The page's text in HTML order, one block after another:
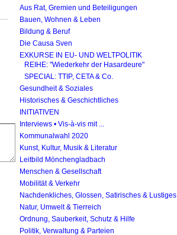
Aus Rat, Gremien und Beteiligungen
Bauen, Wohnen & Leben
Bildung & Beruf
Die Causa Sven
EXKURSE IN EU- UND WELTPOLITIK
REIHE: "Wiederkehr der Hasardeure"
SPECIAL: TTIP, CETA & Co.
Gesundheit & Soziales
Historisches & Geschichtliches
INITIATIVEN
Interviews • Vis-à-vis mit ...
Kommunalwahl 2020
Kunst, Kultur, Musik & Literatur
Leitbild Mönchengladbach
Menschen & Gesellschaft
Mobilität & Verkehr
Nachdenkliches, Glossen, Satirisches & Lustiges
Natur, Umwelt & Tierreich
Ordnung, Sauberkeit, Schutz & Hilfe
Politik, Verwaltung & Parteien